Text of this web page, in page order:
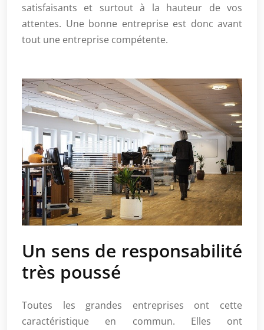
satisfaisants et surtout à la hauteur de vos
attentes. Une bonne entreprise est donc avant
tout une entreprise compétente.
Un sens de responsabilité
très poussé
Toutes les grandes entreprises ont cette
caractéristique en commun. Elles ont